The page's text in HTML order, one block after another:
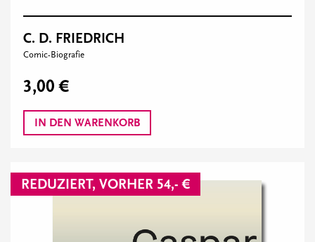
C. D. FRIEDRICH
Comic-Biografie
3,00 €
IN DEN WARENKORB
REDUZIERT, VORHER 54,- €